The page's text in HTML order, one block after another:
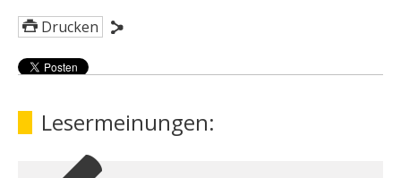
Drucken
Lesermeinungen: